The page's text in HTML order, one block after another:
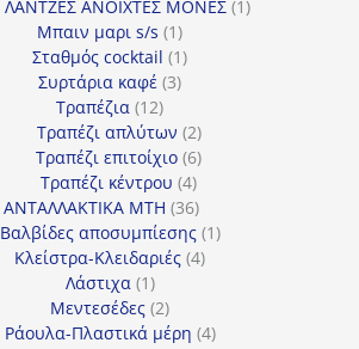
προϊόν
ΛΑΝΤΖΕΣ ΑΝΟΙΧΤΕΣ ΜΟΝΕΣ 11
Μπαιν μαρι s/s 11
προϊόν
Σταθμός cocktail 11
Συρτάρια καφέ 33
Τραπέζια 1212
προϊόντα
Τραπέζι απλύτων 22
προϊόντα
Τραπέζι επιτοίχιο 66
προϊόντα
Τραπέζι κέντρου 44
προϊόντα
ΑΝΤΑΛΛΑΚΤΙΚΑ MTH 3636
προϊόντα
Βαλβίδες αποσυμπίεσης 11
Κλείστρα-Κλειδαριές 44
Λάστιχα 11
προϊόν
Μεντεσέδες 22
προϊόντα
Ράουλα-Πλαστικά μέρη 44